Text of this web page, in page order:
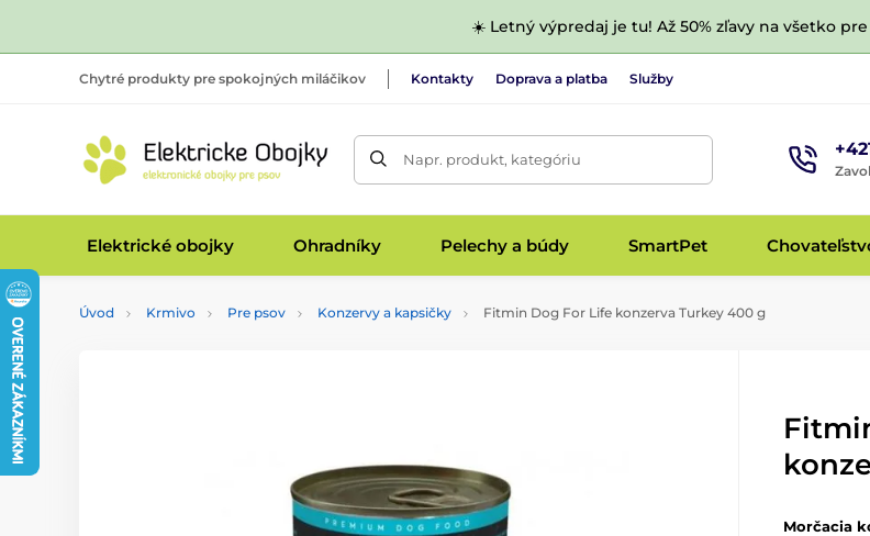
☀️ Letný výpredaj je tu! Až 50% zľavy na všetko
Chytré produkty pre spokojných miláčikov Kontakty Doprava a platba Služby
Napr. produkt, kategóriu
Elektrické obojky Ohradníky Pelechy a búdy SmartPet
Úvod Krmivo Pre psov Konzervy a kapsičky Fitmin Dog For Life konzerva Turkey 400 g
Morčacia